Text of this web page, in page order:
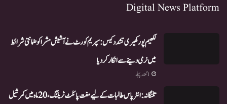
Digital News Platform
لکھیم پور کھیری تشدد کیس: سپریم کورٹ نے آشیش مشرا کو ضمانتی شرائط
میں نرمی دینے سے انکار کر دیا
1 گھنٹہ پہلے
تلنگانہ: انٹر پاس طالبات کے لیے مفت پائلٹ ٹریننگ، 20 ماہ میں کمرشیل